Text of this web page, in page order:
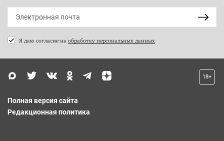
Я даю согласие на обработку персональных данных
18+
Полная версия сайта
Редакционная политика